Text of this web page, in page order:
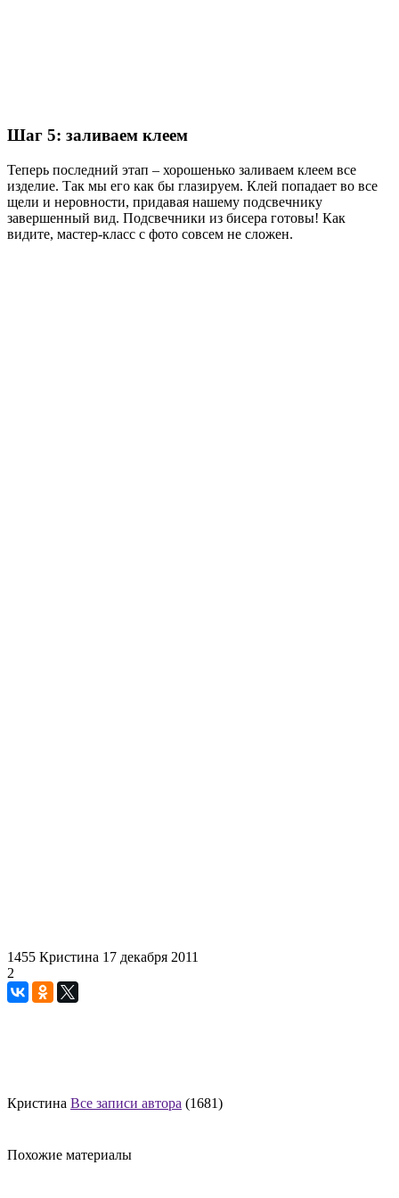
Шаг 5: заливаем клеем
Теперь последний этап – хорошенько заливаем клеем все
изделие. Так мы его как бы глазируем. Клей попадает во все
щели и неровности, придавая нашему подсвечнику
завершенный вид. Подсвечники из бисера готовы! Как
видите, мастер-класс с фото совсем не сложен.
1455 Кристина 17 декабря 2011
2
Кристина Все записи автора (1681)
Похожие материалы